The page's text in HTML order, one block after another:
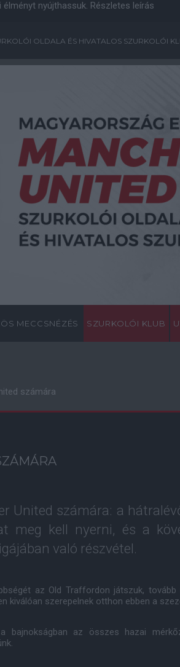
nyújthassuk. Részletes leírás
OLDALA ÉS HIVATALOS SZURKOLÓI
MECCSNÉZÉS SZURKOLÓI KLUB
számára
United számára: a
meg kell nyerni, és a
való részvétel.
az Old Traffordon játszuk, tovább
kiválóan szerepelnek otthon ebben a
az összes hazai